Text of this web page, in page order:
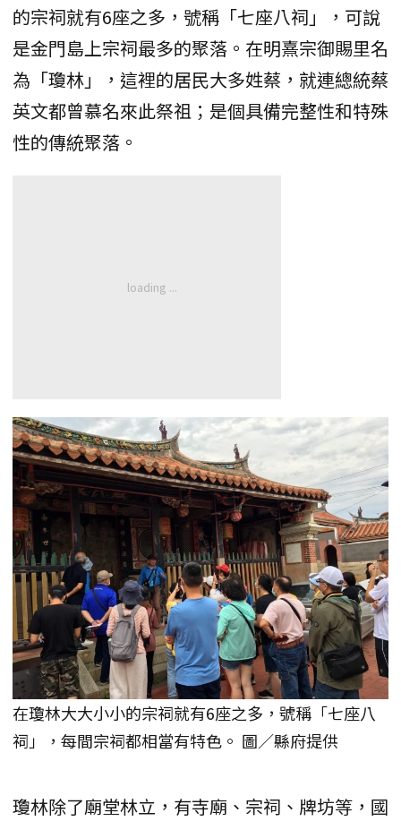
的宗祠就有6座之多，號稱「七座八祠」，可說
是金門島上宗祠最多的聚落。在明熹宗御賜里名
為「瓊林」，這裡的居民大多姓蔡，就連總統蔡
英文都曾慕名來此祭祖；是個具備完整性和特殊
性的傳統聚落。
在瓊林大大小小的宗祠就有6座之多，號稱「七座八
祠」，每間宗祠都相當有特色。 圖／縣府提供
瓊林除了廟堂林立，有寺廟、宗祠、牌坊等，國